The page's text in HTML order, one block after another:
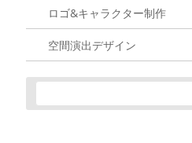
ロゴ&キャラクター制作
空間演出デザイン